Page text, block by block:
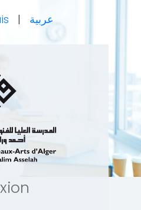
| عربية